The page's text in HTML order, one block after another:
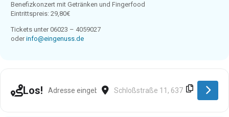
Benefizkonzert mit Getränken und Fingerfood
Eintrittspreis: 29,80€
Tickets unter 06023 – 4059027
oderinfo@eingenuss.de
Los! Address - Alzenau [pbUleyOdQ]Destination Address - Alzenau